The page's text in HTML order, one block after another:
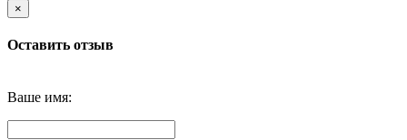
×
Оставить отзыв
Ваше имя: